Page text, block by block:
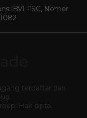
BVI FSC, Nomor
terdaftar dari
Hak cipta.